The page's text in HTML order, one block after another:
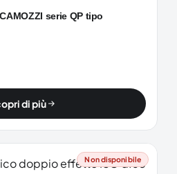
serie QP tipo
di più
Non disponibile